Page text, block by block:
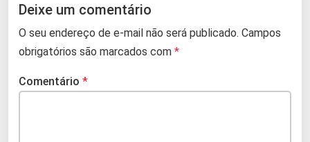
Deixe um comentário
O seu endereço de e-mail não será publicado. Campos
obrigatórios são marcados com *
Comentário *